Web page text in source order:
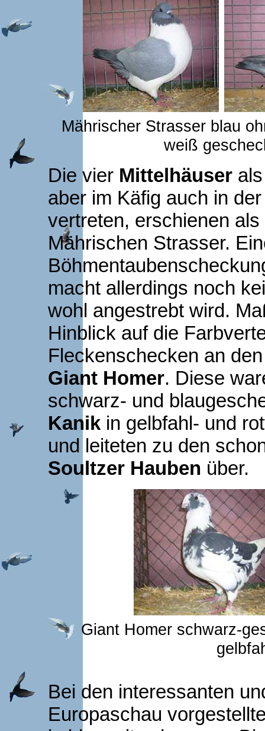
Mährischer Strasser blau
weiß
Die vier Mittelhäuserals
aber im Käfig auch in
vertreten, erschienen
Mährischen Strasser.
macht allerdings noch
wohl angestrebt wird.
Hinblick auf die
Fleckenschecken an
Giant Homer. Diese
schwarz- und
Kanikin gelbfahl- und
und leiteten zu den
Soultzer Hauben über.
Giant Homer schwarz-
Bei den interessanten
Europaschau